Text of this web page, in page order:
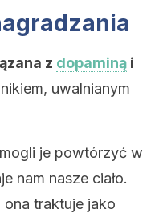
z dopaminą i
uwalnianym
je powtórzyć w
nam nasze ciało.
traktuje jako